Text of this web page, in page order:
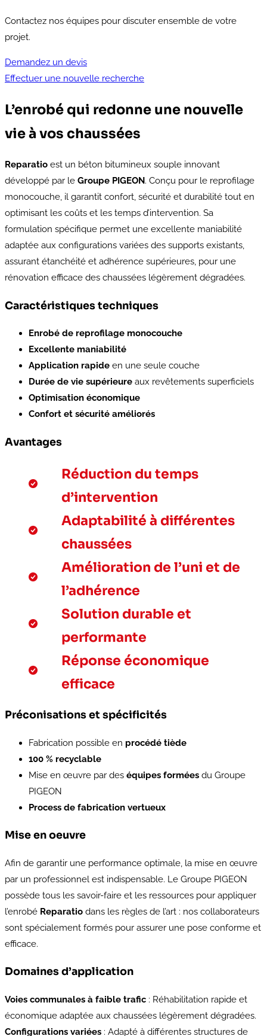
Contactez nos équipes pour discuter ensemble de votre
projet.
Demandez un devis
Effectuer une nouvelle recherche
L’enrobé qui redonne une nouvelle
vie à vos chaussées
Reparatio est un béton bitumineux souple innovant
développé par le Groupe PIGEON. Conçu pour le reprofilage
monocouche, il garantit confort, sécurité et durabilité tout en
optimisant les coûts et les temps d’intervention. Sa
formulation spécifique permet une excellente maniabilité
adaptée aux configurations variées des supports existants,
assurant étanchéité et adhérence supérieures, pour une
rénovation efficace des chaussées légèrement dégradées.
Caractéristiques techniques
Enrobé de reprofilage monocouche
Excellente maniabilité
Application rapide en une seule couche
Durée de vie supérieure aux revêtements superficiels
Optimisation économique
Confort et sécurité améliorés
Avantages
Réduction du temps
d’intervention
Adaptabilité à différentes
chaussées
Amélioration de l’uni et de
l’adhérence
Solution durable et
performante
Réponse économique
efficace
Préconisations et spécificités
Fabrication possible en procédé tiède
100 % recyclable
Mise en œuvre par des équipes formées du Groupe
PIGEON
Process de fabrication vertueux
Mise en oeuvre
Afin de garantir une performance optimale, la mise en œuvre
par un professionnel est indispensable. Le Groupe PIGEON
possède tous les savoir-faire et les ressources pour appliquer
l’enrobé Reparatio dans les règles de l’art : nos collaborateurs
sont spécialement formés pour assurer une pose conforme et
efficace.
Domaines d’application
Voies communales à faible trafic : Réhabilitation rapide et
économique adaptée aux chaussées légèrement dégradées.
Configurations variées : Adapté à différentes structures de